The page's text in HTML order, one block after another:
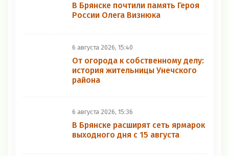
В Брянске почтили память Героя
России Олега Визнюка
6 августа 2026, 15:40
От огорода к собственному делу:
история жительницы Унечского
района
6 августа 2026, 15:36
В Брянске расширят сеть ярмарок
выходного дня с 15 августа